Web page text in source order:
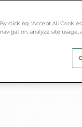
By clicking “Accept All
navigation, analyze site